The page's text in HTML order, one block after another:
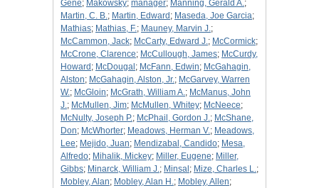
Gene; Makowsky; manager; Manning, Gerald A.;
Martin, C. B.; Martin, Edward ; Maseda, Joe Garcia;
Mathias; Mathias, F.; Mauney, Marvin J.;
McCammon, Jack; McCarty, Edward J.; McCormick;
McCrone, Clarence; McCullough, James; McCurdy,
Howard ; McDougal ; McFann, Edwin; McGahagin,
Alston; McGahagin, Alston, Jr.; McGarvey, Warren
W.; McGloin; McGrath, William A.; McManus, John
J.; McMullen, Jim; McMullen, Whitey; McNeece;
McNulty, Joseph P.; McPhail, Gordon J.; McShane,
Don; McWhorter; Meadows, Herman V.; Meadows,
Lee; Mejido, Juan; Mendizabal, Candido; Mesa,
Alfredo; Mihalik, Mickey; Miller, Eugene; Miller,
Gibbs; Minarck, William J.; Minsal ; Mize, Charles L.;
Mobley, Alan; Mobley, Alan H.; Mobley, Allen;